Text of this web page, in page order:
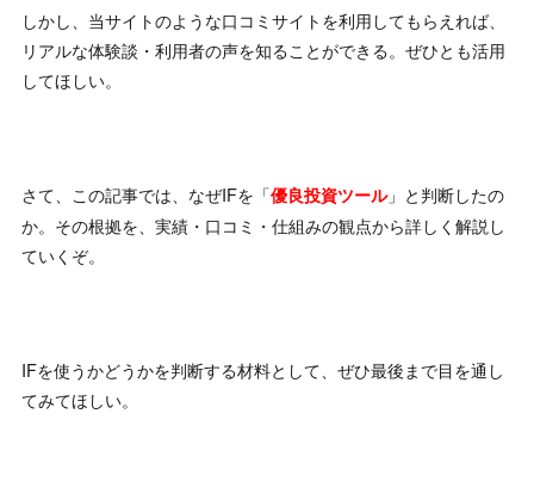
しかし、当サイトのような口コミサイトを利用してもらえれば、
リアルな体験談・利用者の声を知ることができる。ぜひとも活用
してほしい。
さて、この記事では、なぜIFを「優良投資ツール」と判断したの
か。その根拠を、実績・口コミ・仕組みの観点から詳しく解説し
ていくぞ。
IFを使うかどうかを判断する材料として、ぜひ最後まで目を通し
てみてほしい。